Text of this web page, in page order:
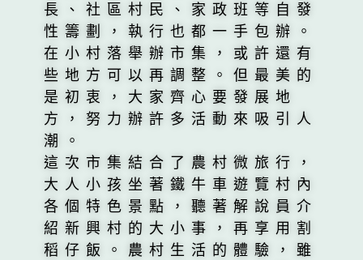
長、社區村民、家政班等自發
性籌劃，執行也都一手包辦。
在小村落舉辦市集，或許還有
些地方可以再調整。但最美的
是初衷，大家齊心要發展地
方，努力辦許多活動來吸引人
潮。
這次市集結合了農村微旅行，
大人小孩坐著鐵牛車遊覽村內
各個特色景點，聽著解說員介
紹新興村的大小事，再享用割
稻仔飯。農村生活的體驗，雖